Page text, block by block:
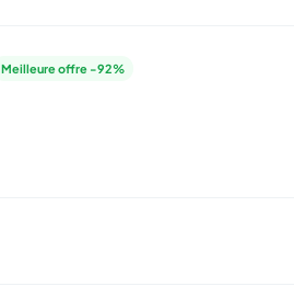
Meilleure offre -92%